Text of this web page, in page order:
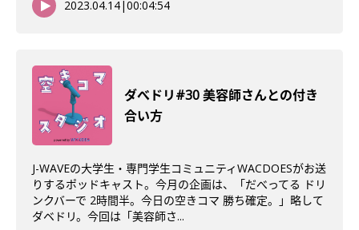
2023.04.14|00:04:54
ダべドリ#30 美容師さんとの付き
合い方
J-WAVEの大学生・専門学生コミュニティWACDOESがお送
りするポッドキャスト。今月の企画は、「だべってる ドリ
ンクバーで 2時間半。今日の空きコマ 勝ち確定。」略して
ダベドリ。今回は「美容師さ...